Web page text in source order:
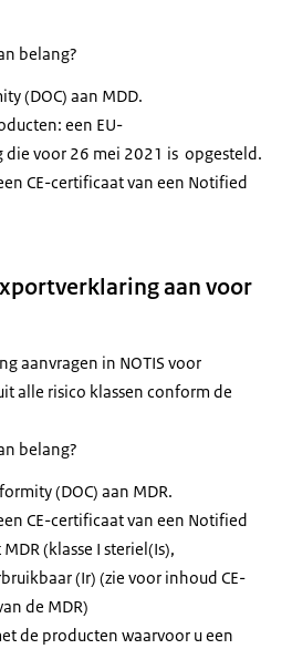
belang?
(DOC) aan MDD.
een EU-
voor 26 mei 2021 is opgesteld.
CE-certificaat van een Notified
aan voor
aanvragen in NOTIS voor
alle risico klassen conform de
belang?
(DOC) aan MDR.
CE-certificaat van een Notified
(klasse I steriel(Is),
(Ir) (zie voor inhoud CE-
de MDR)
de producten waarvoor u een